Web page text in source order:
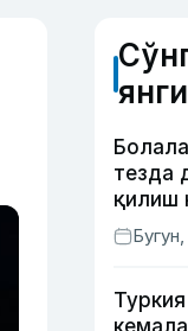
тезда
қилиш